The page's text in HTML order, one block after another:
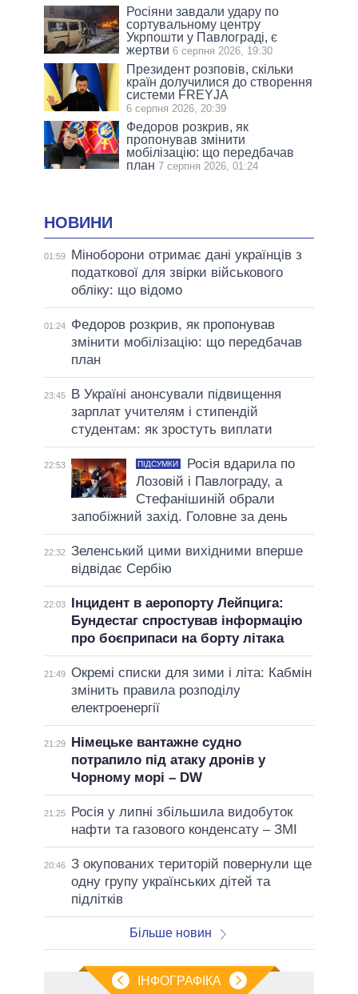
Росіяни завдали удару по
сортувальному центру
Укрпошти у Павлограді, є
жертви 6 серпня 2026, 19:30
Президент розповів, скільки
країн долучилися до створення
системи FREYJA
6 серпня 2026, 20:39
Федоров розкрив, як
пропонував змінити
мобілізацію: що передбачав
план 7 серпня 2026, 01:24
НОВИНИ
01:59
Міноборони отримає дані українців з
податкової для звірки військового
обліку: що відомо
01:24
Федоров розкрив, як пропонував
змінити мобілізацію: що передбачав
план
23:45
В Україні анонсували підвищення
зарплат учителям і стипендій
студентам: як зростуть виплати
22:53 ПІДСУМКИ
Росія вдарила по
Лозовій і Павлограду, а
Стефанішиній обрали
запобіжний захід. Головне за день
22:32 Зеленський цими вихідними вперше
відвідає Сербію
22:03
Інцидент в аеропорту Лейпцига:
Бундестаг спростував інформацію
про боєприпаси на борту літака
21:49 Окремі списки для зими і літа: Кабмін
змінить правила розподілу
електроенергії
21:29
Німецьке вантажне судно
потрапило під атаку дронів у
Чорному морі – DW
21:25
Росія у липні збільшила видобуток
нафти та газового конденсату – ЗМІ
20:46 З окупованих територій повернули ще
одну групу українських дітей та
підлітків
Більше новин
ІНФОГРАФІКА